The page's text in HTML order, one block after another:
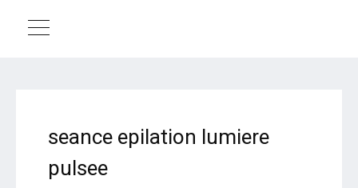
seance epilation lumiere
pulsee